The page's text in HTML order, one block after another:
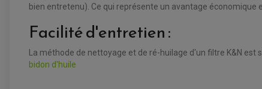
bien entretenu). Ce qui représente un avantage économique
Facilité d'entretien :
La méthode de nettoyage et de ré-huilage d'un filtre K&N
bidon d'huile